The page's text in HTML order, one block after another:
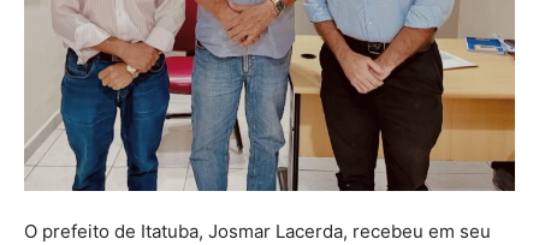
O prefeito de Itatuba, Josmar Lacerda, recebeu em seu